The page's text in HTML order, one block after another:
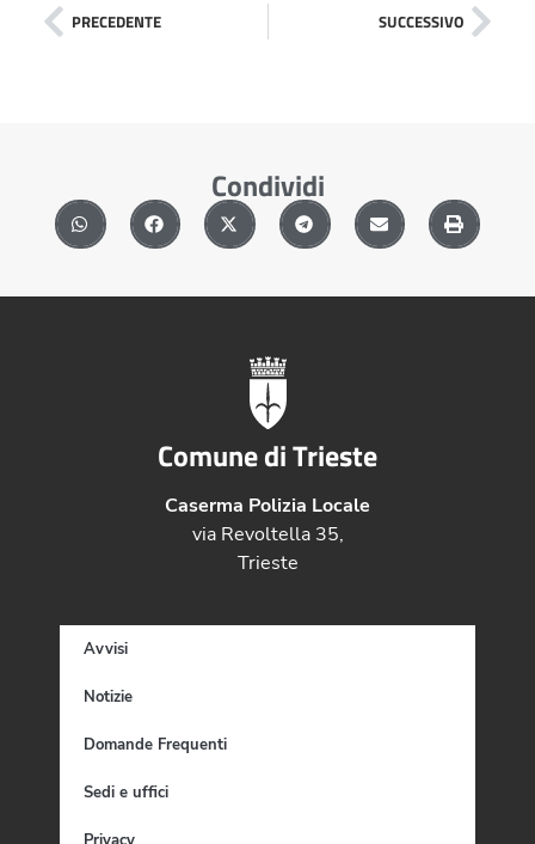
PRECEDENTE SUCCESSIVO
Condividi
Comune di Trieste
Caserma Polizia Locale
via Revoltella 35,
Trieste
Avvisi
Notizie
Domande Frequenti
Sedi e uffici